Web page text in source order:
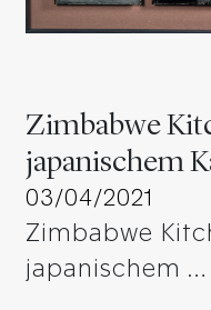
Zimbabwe
japanischem
03/04/2021
Zimbabwe
japanischem …